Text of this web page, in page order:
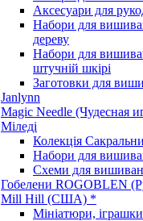
Аксесуари для
Набори для
дереву
Набори для
штучній шкірі
Заготовки для
Janlynn
Magic Needle
Міледі
Колекція
Набори для
Схеми для
Гобелени ROGOBLEN
Mill Hill (США) *
Мініатюри, іграшки